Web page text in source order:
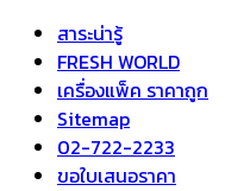
สาระน่ารู้
FRESH WORLD
เครื่องแพ็ค ราคาถูก
Sitemap
02-722-2233
ขอใบเสนอราคา